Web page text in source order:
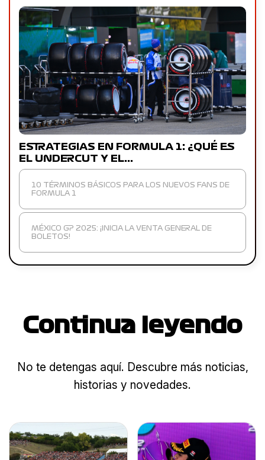
ESTRATEGIAS EN FORMULA 1: ¿QUÉ ES
EL UNDERCUT Y EL…
10 TÉRMINOS BÁSICOS PARA LOS NUEVOS FANS DE
FORMULA 1
MÉXICO GP 2025: ¡INICIA LA VENTA GENERAL DE
BOLETOS!
Continua leyendo
No te detengas aquí. Descubre más noticias,
historias y novedades.